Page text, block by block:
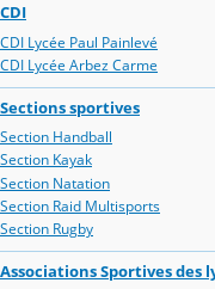
CDI
CDI Lycée Paul Painlevé
CDI Lycée Arbez Carme
Sections sportives
Section Handball
Section Kayak
Section Natation
Section Raid Multisports
Section Rugby
Associations Sportives des